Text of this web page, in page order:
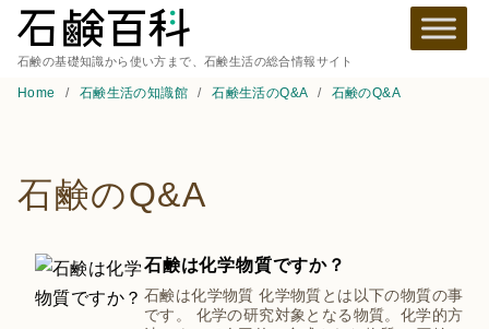
石鹸の基礎知識から使い方まで、石鹸生活の総合情報サイト
Home 石鹸生活の知識館 石鹸生活のQ&A 石鹸のQ&A
石鹸のQ&A
石鹸は化学物質ですか？
石鹸は化学物質 化学物質とは以下の物質の事
です。 化学の研究対象となる物質。化学的方